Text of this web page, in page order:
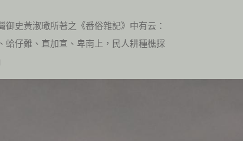
御史黃淑璥所著之《番俗雜記》中有云：
蛤仔難、直加宣、卑南上，民人耕種樵採